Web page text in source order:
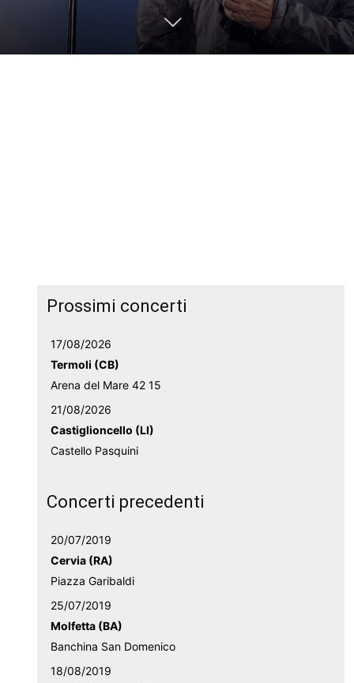
Prossimi concerti
17/08/2026
Termoli (CB)
Arena del Mare 42 15
21/08/2026
Castiglioncello (LI)
Castello Pasquini
Concerti precedenti
20/07/2019
Cervia (RA)
Piazza Garibaldi
25/07/2019
Molfetta (BA)
Banchina San Domenico
18/08/2019